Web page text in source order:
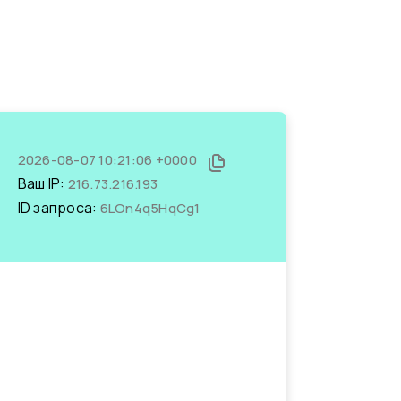
2026-08-07 10:21:06 +0000
Ваш IP: 216.73.216.193
ID запроса: 6LOn4q5HqCg1